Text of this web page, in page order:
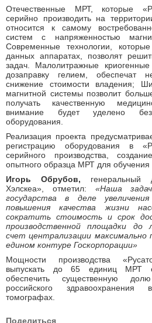
Отечественные МРТ, которые
серийно производить на
относится к самому
систем с напряженностью
Современные технологии,
данных аппаратах, позволят
задач. Малолитражные
дозаправку гелием, обеспечат
снижение стоимости владения;
магнитной системы позволит
получать качественную
внимание будет уделено
оборудования.
Реализация проекта
регистрацию оборудования в
серийного производства,
опытного образца МРТ для обучения
Игорь Обрубов, генеральный
Хэлскеа», отметил: «Наша
государства в деле
повышения качества жизни
сократить стоимость и срок
производственной площадки до
счет централизации максимально
едином контуре Госкорпорации»
Мощности производства
выпускать до 65 единиц МРТ
обеспечить существенную
российского здравоохранения
томографах.
Поделиться